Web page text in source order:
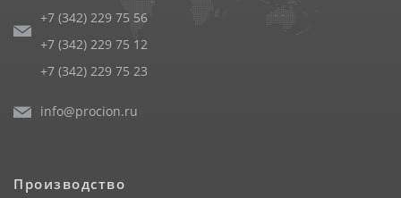
+7 (342) 229 75 56
+7 (342) 229 75 12
+7 (342) 229 75 23
info@procion.ru
Производство